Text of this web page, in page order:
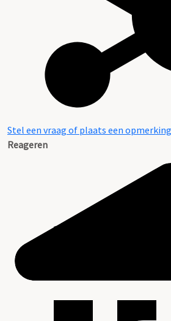
Stel een vraag of plaats een
Reageren